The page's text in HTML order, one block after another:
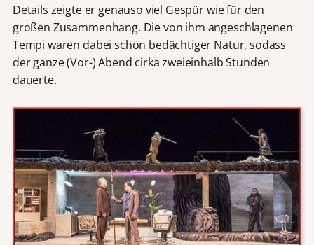
Details zeigte er genauso viel Gespür wie für den
großen Zusammenhang. Die von ihm angeschlagenen
Tempi waren dabei schön bedächtiger Natur, sodass
der ganze (Vor-) Abend cirka zweieinhalb Stunden
dauerte.